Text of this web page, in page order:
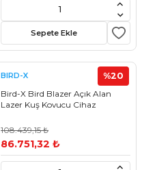
Sepete Ekle
BIRD-X
Bird-X Bird Blazer Açık Alan
Lazer Kuş Kovucu Cihaz
%20
108.439,15 ₺
86.751,32 ₺